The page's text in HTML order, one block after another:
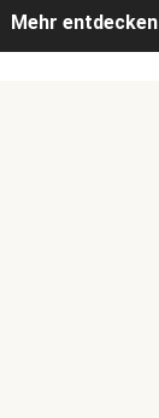
Mehr entdecken